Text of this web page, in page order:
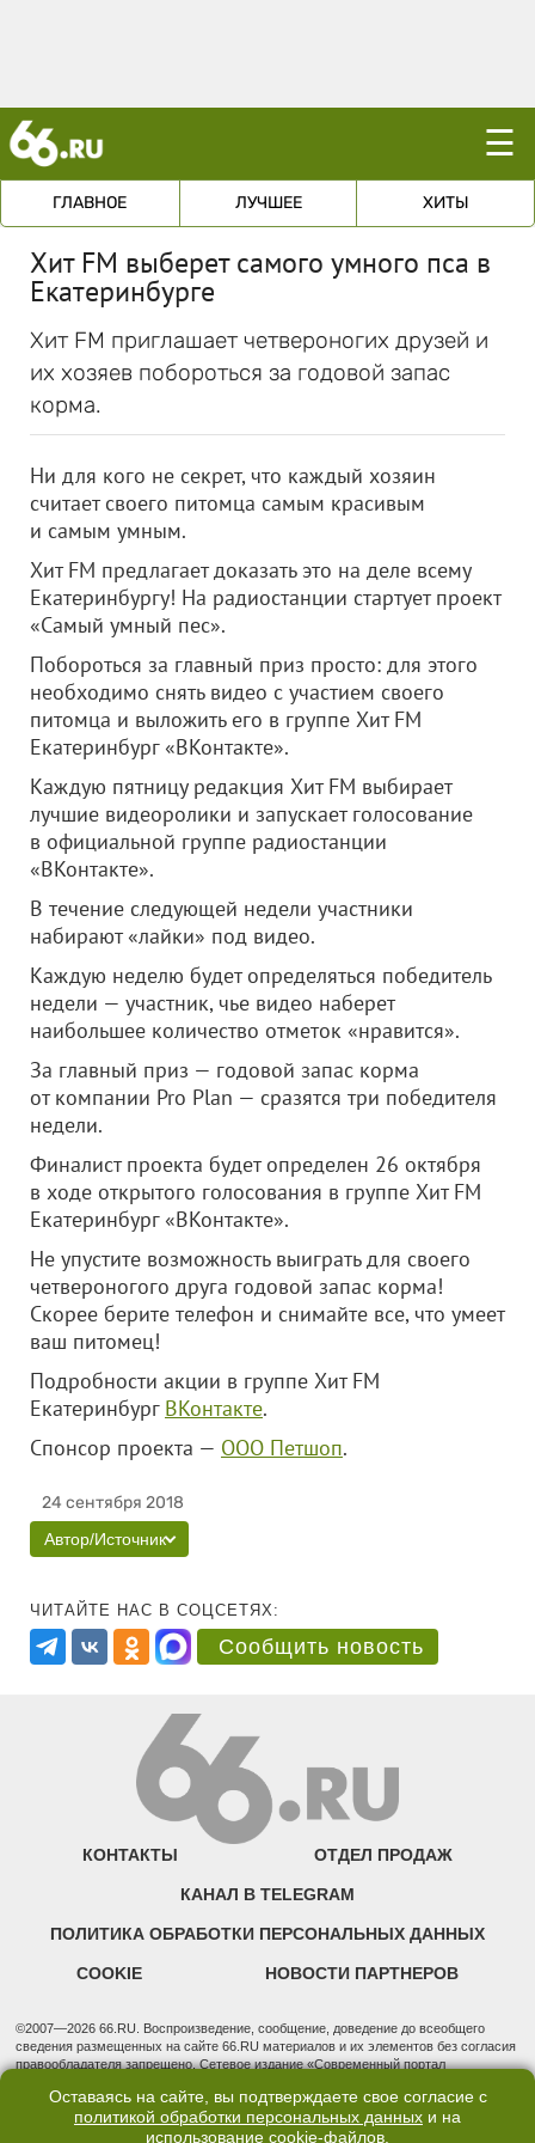
☰
ГЛАВНОЕ ЛУЧШЕЕ ХИТЫ
Хит FM выберет самого умного пса в
Екатеринбурге
Хит FM приглашает четвероногих друзей и
их хозяев побороться за годовой запас
корма.
Ни для кого не секрет, что каждый хозяин
считает своего питомца самым красивым
и самым умным.
Хит FM предлагает доказать это на деле всему
Екатеринбургу! На радиостанции стартует проект
«Самый умный пес».
Побороться за главный приз просто: для этого
необходимо снять видео с участием своего
питомца и выложить его в группе Хит FM
Екатеринбург «ВКонтакте».
Каждую пятницу редакция Хит FM выбирает
лучшие видеоролики и запускает голосование
в официальной группе радиостанции
«ВКонтакте».
В течение следующей недели участники
набирают «лайки» под видео.
Каждую неделю будет определяться победитель
недели — участник, чье видео наберет
наибольшее количество отметок «нравится».
За главный приз — годовой запас корма
от компании Pro Plan — сразятся три победителя
недели.
Финалист проекта будет определен 26 октября
в ходе открытого голосования в группе Хит FM
Екатеринбург «ВКонтакте».
Не упустите возможность выиграть для своего
четвероногого друга годовой запас корма!
Скорее берите телефон и снимайте все, что умеет
ваш питомец!
Подробности акции в группе Хит FM
Екатеринбург ВКонтакте.
Спонсор проекта — ООО Петшоп.
24 сентября 2018
Автор/Источник
ЧИТАЙТЕ НАС В СОЦСЕТЯХ:
Сообщить новость
КОНТАКТЫ ОТДЕЛ ПРОДАЖ
КАНАЛ В TELEGRAM
ПОЛИТИКА ОБРАБОТКИ ПЕРСОНАЛЬНЫХ ДАННЫХ
COOKIE НОВОСТИ ПАРТНЕРОВ
©2007—2026 66.RU. Воспроизведение, сообщение, доведение до всеобщего
сведения размещенных на сайте 66.RU материалов и их элементов без согласия
правообладателя запрещено. Сетевое издание «Современный портал
надзору в сфере связи, информационных технологий и массовых коммуникаций
(Роскомнадзор). Регистрационный номер ЭЛ № ФС 77 - 76634 от 02.09.2019
Учредитель: Общество с ограниченной ответственностью "66.ру". Юридический
Оставаясь на сайте, вы подтверждаете свое согласие с
политикой обработки персональных данных и на
использование cookie-файлов.